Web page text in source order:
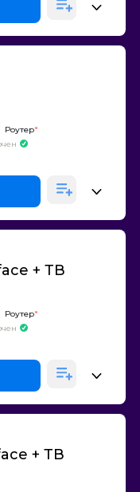
Роутер*
+ ТВ
Роутер*
+ ТВ